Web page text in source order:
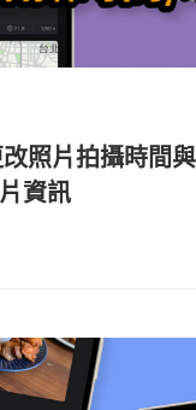
照片拍攝時間
資訊